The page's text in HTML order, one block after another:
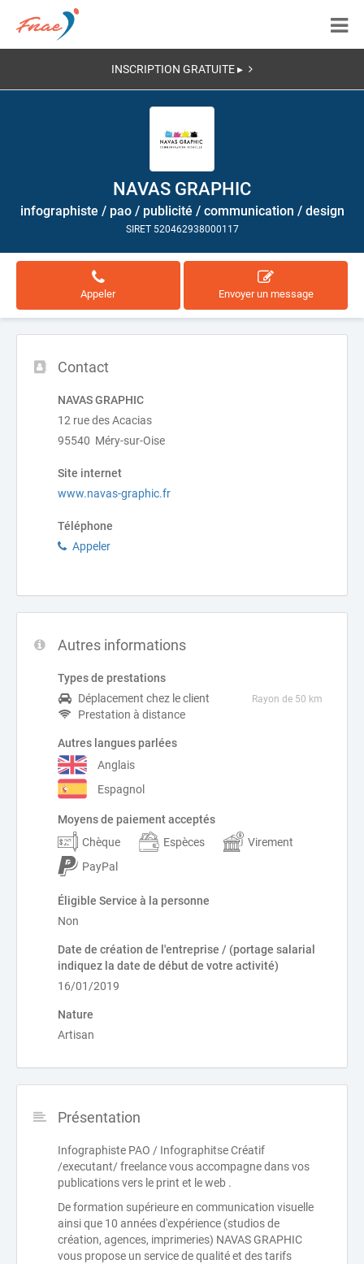
INSCRIPTION GRATUITE ▸
NAVAS GRAPHIC
infographiste / pao / publicité / communication / design
SIRET 520462938000117
Appeler Envoyer un message
Contact
NAVAS GRAPHIC
12 rue des Acacias
95540 Méry-sur-Oise
Site internet
www.navas-graphic.fr
Téléphone
Appeler
Autres informations
Types de prestations
Déplacement chez le client
Rayon de 50 km
Prestation à distance
Autres langues parlées
Anglais
Espagnol
Moyens de paiement acceptés
Chèque
Espèces
Virement
PayPal
Éligible Service à la personne
Non
Date de création de l'entreprise / (portage salarial
indiquez la date de début de votre activité)
16/01/2019
Nature
Artisan
Présentation
Infographiste PAO / Infographitse Créatif
/executant/ freelance vous accompagne dans vos
publications vers le print et le web .
De formation supérieure en communication visuelle
ainsi que 10 années d'expérience (studios de
création, agences, imprimeries) NAVAS GRAPHIC
vous propose un service de qualité et des tarifs